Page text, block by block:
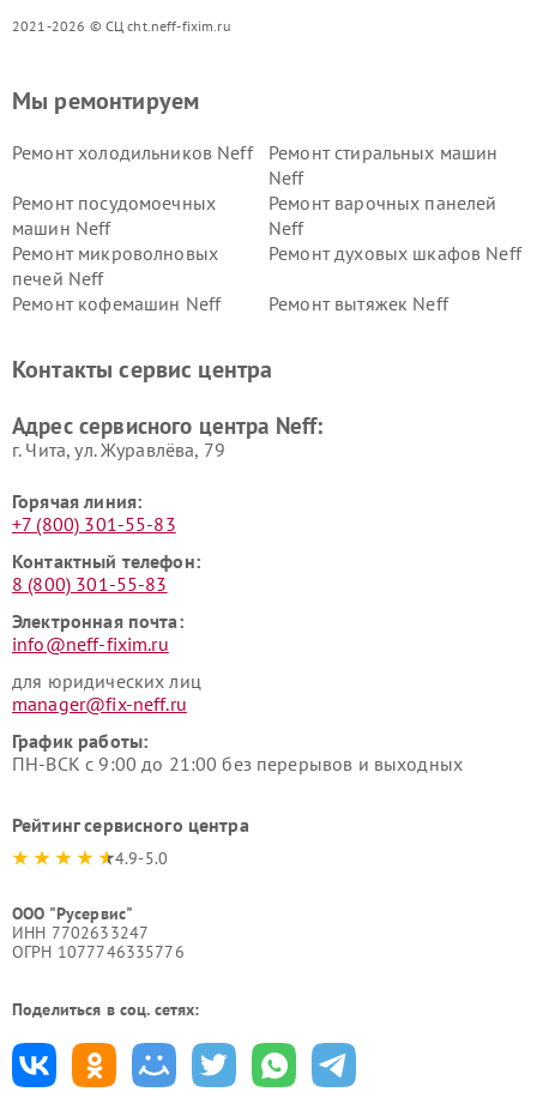
2021-2026 © СЦ cht.neff-fixim.ru
Мы ремонтируем
Ремонт холодильников Neff
Ремонт стиральных машин
Neff
Ремонт посудомоечных
машин Neff
Ремонт варочных панелей
Neff
Ремонт микроволновых
печей Neff
Ремонт духовых шкафов Neff
Ремонт кофемашин Neff Ремонт вытяжек Neff
Контакты сервис центра
Адрес сервисного центра Neff:
г. Чита, ул. Журавлёва, 79
Горячая линия:
+7 (800) 301-55-83
Контактный телефон:
8 (800) 301-55-83
Электронная почта:
info@neff-fixim.ru
для юридических лиц
manager@fix-neff.ru
График работы:
ПН-ВСК с 9:00 до 21:00 без перерывов и выходных
Рейтинг сервисного центра
4.9-5.0
ООО "Русервис"
ИНН 7702633247
ОГРН 1077746335776
Поделиться в соц. сетях: